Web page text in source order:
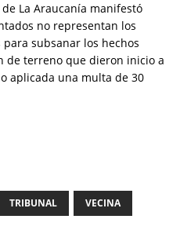
La Araucanía manifestó
no representan los
subsanar los hechos
de terreno que dieron inicio a
aplicada una multa de 30
TRIBUNAL VECINA